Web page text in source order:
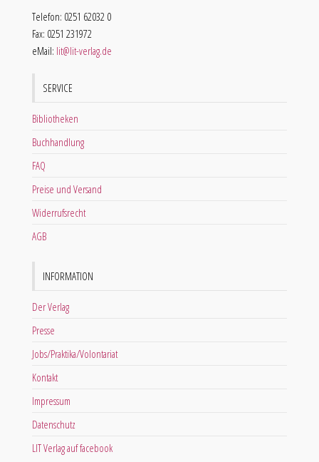
Telefon: 0251 62032 0
Fax: 0251 231972
eMail: lit@lit-verlag.de
SERVICE
Bibliotheken
Buchhandlung
FAQ
Preise und Versand
Widerrufsrecht
AGB
INFORMATION
Der Verlag
Presse
Jobs/Praktika/Volontariat
Kontakt
Impressum
Datenschutz
LIT Verlag auf facebook